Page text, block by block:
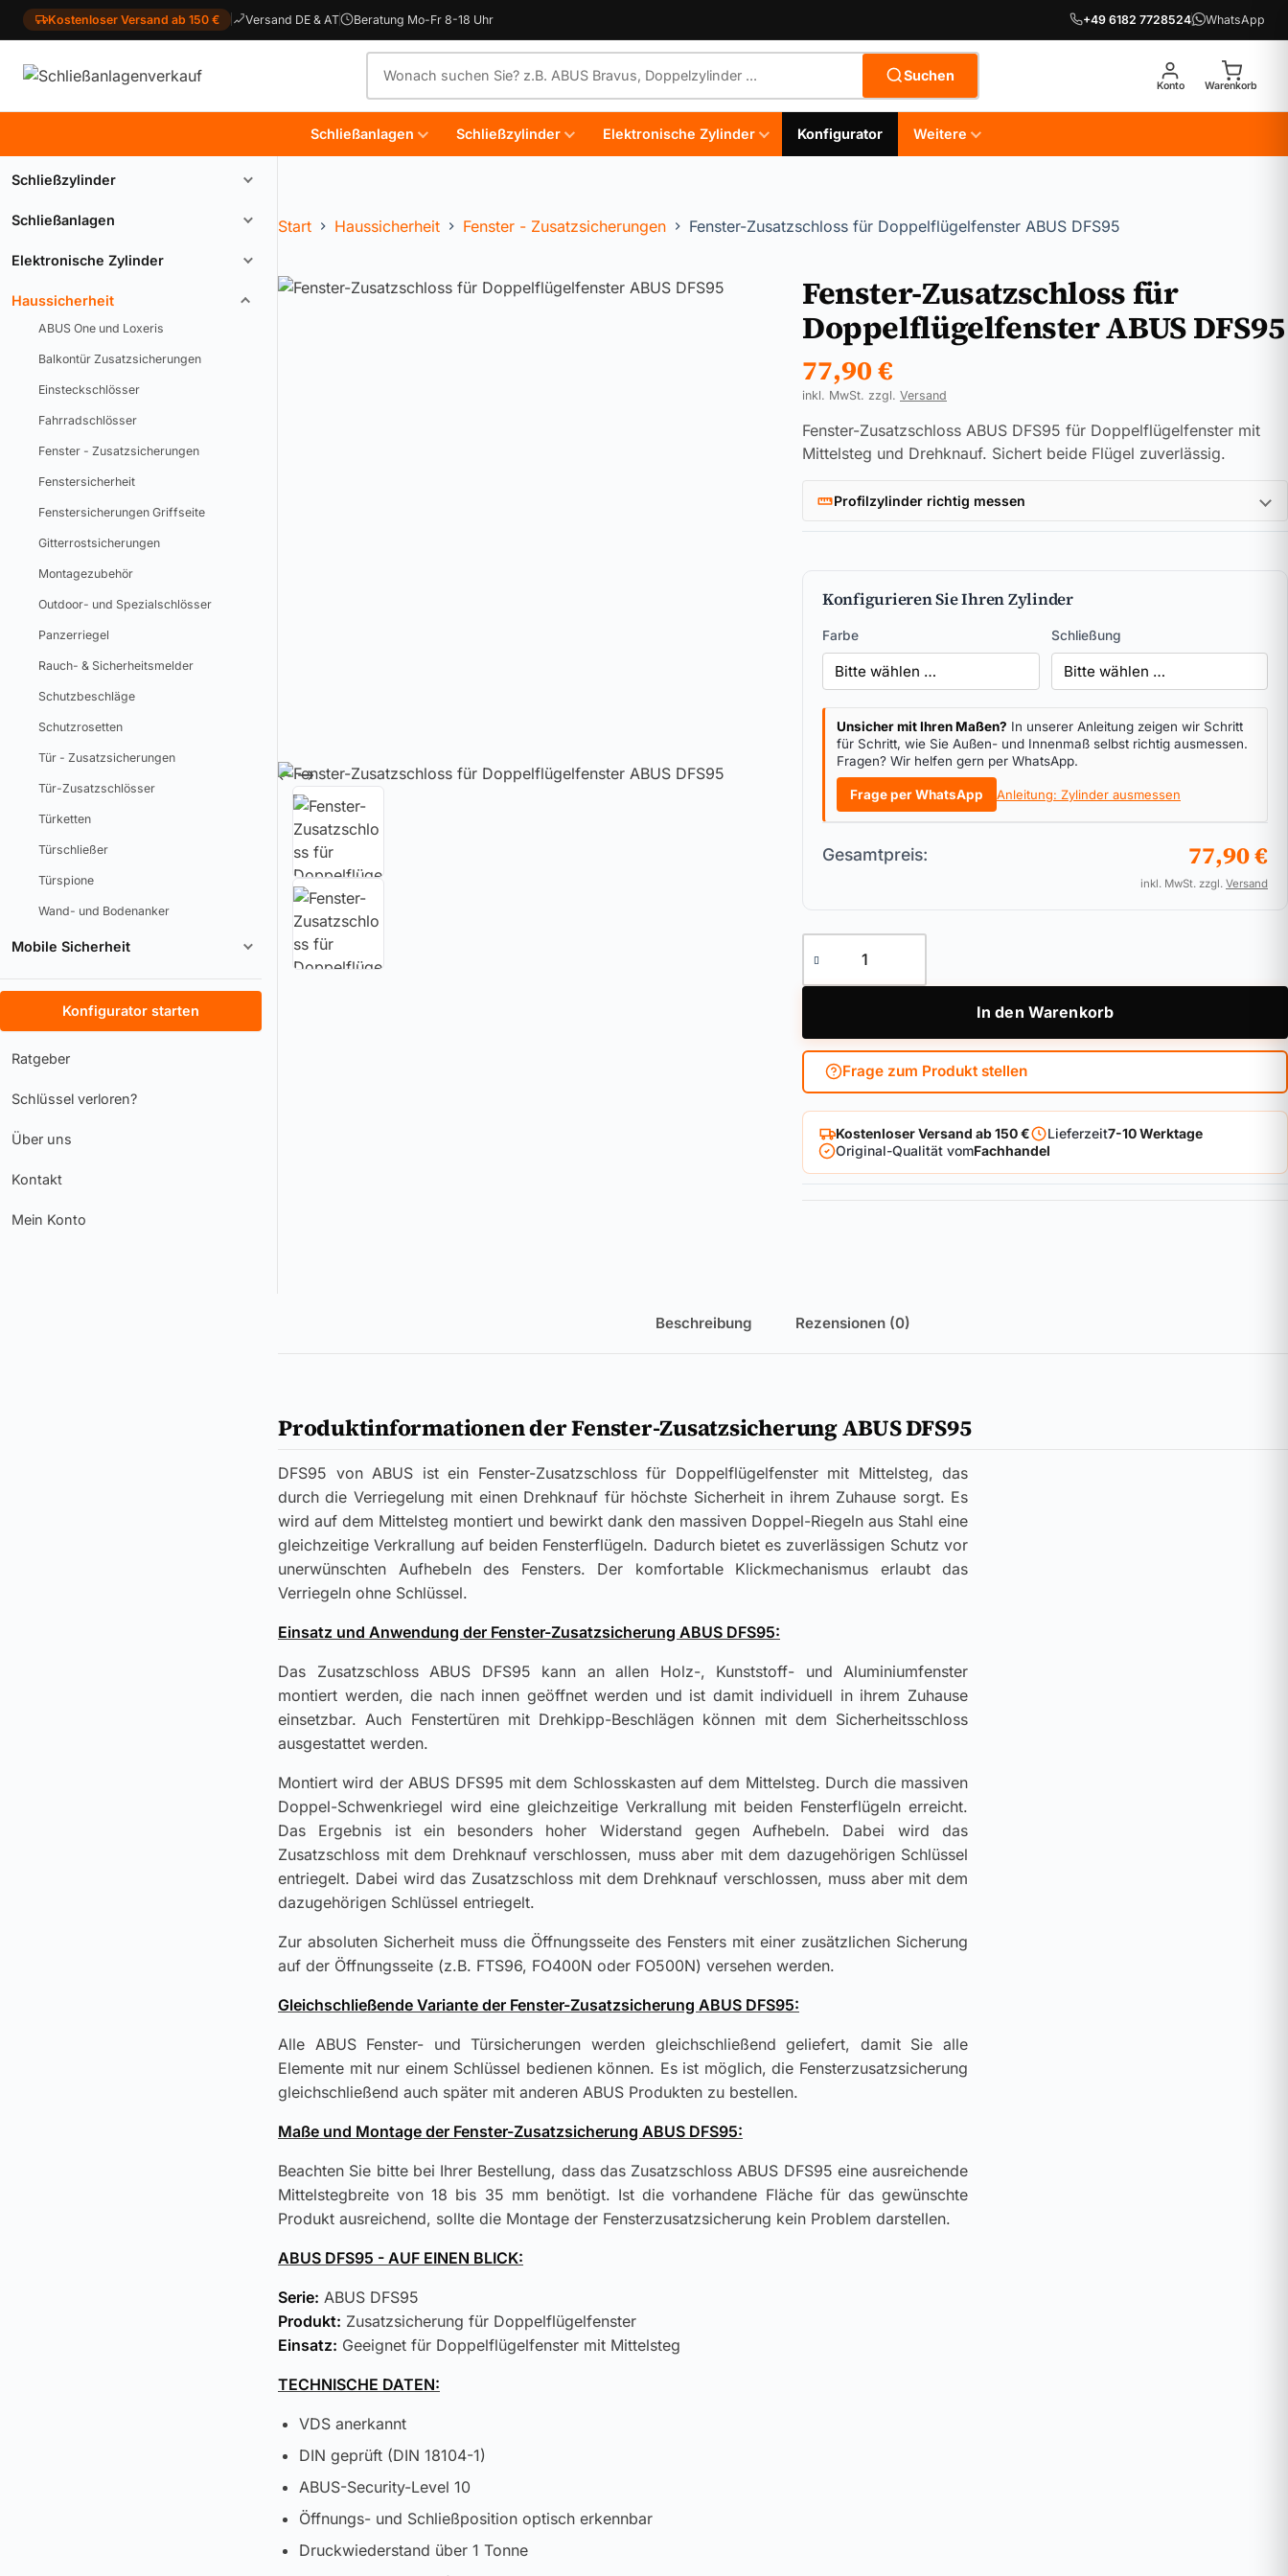
Kostenloser Versand ab 150 € Versand DE & AT Beratung Mo-Fr 8-18 Uhr +49 6182 7728524 WhatsApp
Suchen
Konto Warenkorb
Schließanlagen Schließzylinder Elektronische Zylinder Konfigurator Weitere
Schließzylinder
Schließanlagen
Elektronische Zylinder
Haussicherheit
ABUS One und Loxeris
Balkontür Zusatzsicherungen
Einsteckschlösser
Fahrradschlösser
Fenster - Zusatzsicherungen
Fenstersicherheit
Fenstersicherungen Griffseite
Gitterrostsicherungen
Montagezubehör
Outdoor- und Spezialschlösser
Panzerriegel
Rauch- & Sicherheitsmelder
Schutzbeschläge
Schutzrosetten
Tür - Zusatzsicherungen
Tür-Zusatzschlösser
Türketten
Türschließer
Türspione
Wand- und Bodenanker
Mobile Sicherheit
Konfigurator starten
Ratgeber
Schlüssel verloren?
Über uns
Kontakt
Mein Konto
Start Haussicherheit Fenster - Zusatzsicherungen Fenster-Zusatzschloss für Doppelflügelfenster ABUS DFS95
Fenster-Zusatzschloss für
Doppelflügelfenster ABUS DFS95
77,90€
inkl. MwSt. zzgl. Versand
Fenster-Zusatzschloss ABUS DFS95 für Doppelflügelfenster mit
Mittelsteg und Drehknauf. Sichert beide Flügel zuverlässig.
Profilzylinder richtig messen
Konfigurieren Sie Ihren Zylinder
Farbe Schließung
Unsicher mit Ihren Maßen? In unserer Anleitung zeigen wir Schritt
für Schritt, wie Sie Außen- und Innenmaß selbst richtig ausmessen.
Fragen? Wir helfen gern per WhatsApp.
Frage per WhatsApp Anleitung: Zylinder ausmessen
Gesamtpreis: 77,90 €
inkl. MwSt. zzgl. Versand
In den Warenkorb
Frage zum Produkt stellen
Kostenloser Versand ab 150 € Lieferzeit7-10 Werktage
Original-Qualität vomFachhandel
Beschreibung Rezensionen (0)
Produktinformationen der Fenster-Zusatzsicherung ABUS DFS95
DFS95 von ABUS ist ein Fenster-Zusatzschloss für Doppelflügelfenster mit Mittelsteg, das
durch die Verriegelung mit einen Drehknauf für höchste Sicherheit in ihrem Zuhause sorgt. Es
wird auf dem Mittelsteg montiert und bewirkt dank den massiven Doppel-Riegeln aus Stahl eine
gleichzeitige Verkrallung auf beiden Fensterflügeln. Dadurch bietet es zuverlässigen Schutz vor
unerwünschten Aufhebeln des Fensters. Der komfortable Klickmechanismus erlaubt das
Verriegeln ohne Schlüssel.
Einsatz und Anwendung der Fenster-Zusatzsicherung ABUS DFS95:
Das Zusatzschloss ABUS DFS95 kann an allen Holz-, Kunststoff- und Aluminiumfenster
montiert werden, die nach innen geöffnet werden und ist damit individuell in ihrem Zuhause
einsetzbar. Auch Fenstertüren mit Drehkipp-Beschlägen können mit dem Sicherheitsschloss
ausgestattet werden.
Montiert wird der ABUS DFS95 mit dem Schlosskasten auf dem Mittelsteg. Durch die massiven
Doppel-Schwenkriegel wird eine gleichzeitige Verkrallung mit beiden Fensterflügeln erreicht.
Das Ergebnis ist ein besonders hoher Widerstand gegen Aufhebeln. Dabei wird das
Zusatzschloss mit dem Drehknauf verschlossen, muss aber mit dem dazugehörigen Schlüssel
entriegelt. Dabei wird das Zusatzschloss mit dem Drehknauf verschlossen, muss aber mit dem
dazugehörigen Schlüssel entriegelt.
Zur absoluten Sicherheit muss die Öffnungsseite des Fensters mit einer zusätzlichen Sicherung
auf der Öffnungsseite (z.B. FTS96, FO400N oder FO500N) versehen werden.
Gleichschließende Variante der Fenster-Zusatzsicherung ABUS DFS95:
Alle ABUS Fenster- und Türsicherungen werden gleichschließend geliefert, damit Sie alle
Elemente mit nur einem Schlüssel bedienen können. Es ist möglich, die Fensterzusatzsicherung
gleichschließend auch später mit anderen ABUS Produkten zu bestellen.
Maße und Montage der Fenster-Zusatzsicherung ABUS DFS95:
Beachten Sie bitte bei Ihrer Bestellung, dass das Zusatzschloss ABUS DFS95 eine ausreichende
Mittelstegbreite von 18 bis 35 mm benötigt. Ist die vorhandene Fläche für das gewünschte
Produkt ausreichend, sollte die Montage der Fensterzusatzsicherung kein Problem darstellen.
ABUS DFS95 - AUF EINEN BLICK:
Serie: ABUS DFS95
Produkt: Zusatzsicherung für Doppelflügelfenster
Einsatz: Geeignet für Doppelflügelfenster mit Mittelsteg
TECHNISCHE DATEN:
VDS anerkannt
DIN geprüft (DIN 18104-1)
ABUS-Security-Level 10
Öffnungs- und Schließposition optisch erkennbar
Druckwiederstand über 1 Tonne